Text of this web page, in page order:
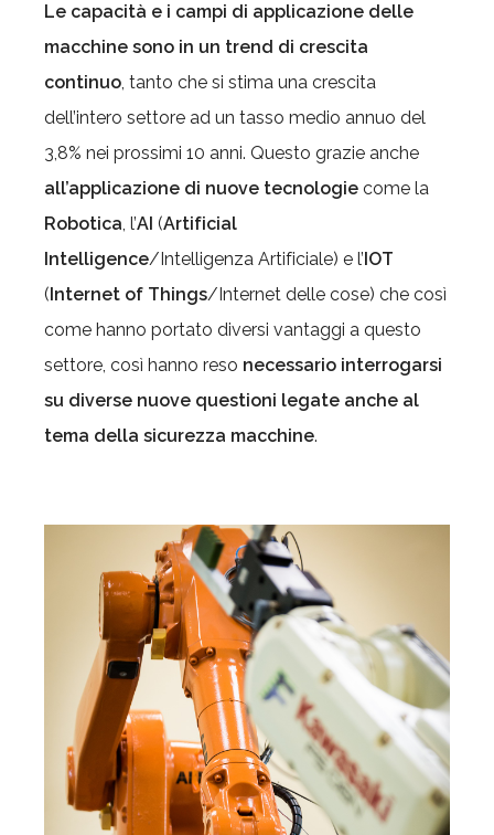
Le capacità e i campi di applicazione delle
macchine sono in un trend di crescita
continuo, tanto che si stima una crescita
dell’intero settore ad un tasso medio annuo del
3,8% nei prossimi 10 anni. Questo grazie anche
all’applicazione di nuove tecnologie come la
Robotica, l’AI (Artificial
Intelligence/Intelligenza Artificiale) e l’IOT
(Internet of Things/Internet delle cose) che così
come hanno portato diversi vantaggi a questo
settore, così hanno reso necessario interrogarsi
su diverse nuove questioni legate anche al
tema della sicurezza macchine.